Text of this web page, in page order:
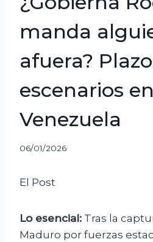
manda
afuera?
escenarios en
Venezuela
06/01/2026
El Post
Lo esencial: Tras la
Maduro por fuerzas